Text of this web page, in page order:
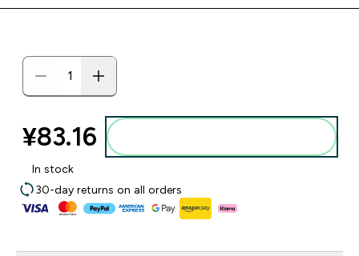
¥83.16‎
In stock
30-day returns on all orders